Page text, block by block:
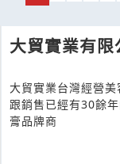
大貿實業有
大貿實業台灣經營
跟銷售已經有30餘
膏品牌商